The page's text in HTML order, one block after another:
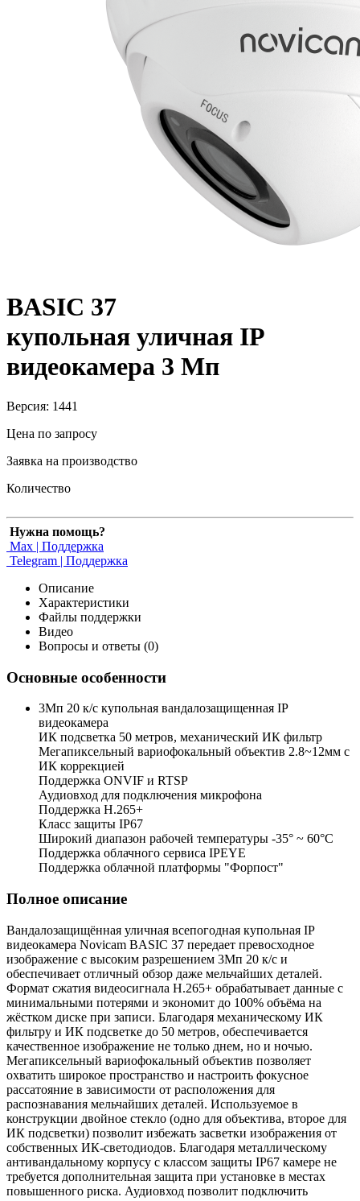
BASIC 37
купольная уличная IP
видеокамера 3 Мп
Версия: 1441
Цена по запросу
Заявка на производство
Количество
Нужна помощь?
Max | Поддержка
Telegram | Поддержка
Описание
Характеристики
Файлы поддержки
Видео
Вопросы и ответы (0)
Основные особенности
3Мп 20 к/с купольная вандалозащищенная IP
видеокамера
ИК подсветка 50 метров, механический ИК фильтр
Мегапиксельный вариофокальный объектив 2.8~12мм c
ИК коррекцией
Поддержка ONVIF и RTSP
Аудиовход для подключения микрофона
Поддержка H.265+
Класс защиты IP67
Широкий диапазон рабочей температуры -35° ~ 60°C
Поддержка облачного сервиса IPEYE
Поддержка облачной платформы "Форпост"
Полное описание
Вандалозащищённая уличная всепогодная купольная IP
видеокамера Novicam BASIC 37 передает превосходное
изображение с высоким разрешением 3Мп 20 к/с и
обеспечивает отличный обзор даже мельчайших деталей.
Формат сжатия видеосигнала H.265+ обрабатывает данные с
минимальными потерями и экономит до 100% объёма на
жёстком диске при записи. Благодаря механическому ИК
фильтру и ИК подсветке до 50 метров, обеспечивается
качественное изображение не только днем, но и ночью.
Мегапиксельный вариофокальный объектив позволяет
охватить широкое пространство и настроить фокусное
рассатояние в зависимости от расположения для
распознавания мельчайших деталей. Используемое в
конструкции двойное стекло (одно для объектива, второе для
ИК подсветки) позволит избежать засветки изображения от
собственных ИК-светодиодов. Благодаря металлическому
антивандальному корпусу с классом защиты IP67 камере не
требуется дополнительная защита при установке в местах
повышенного риска. Аудиовход позволит подключить